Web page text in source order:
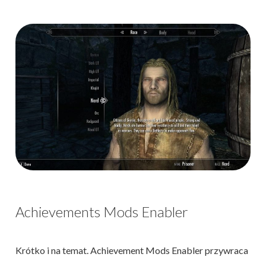
Achievements Mods Enabler
Krótko i na temat. Achievement Mods Enabler przywraca